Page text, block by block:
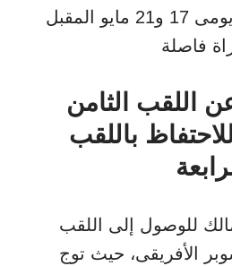
الموسم، والمحدد له يومى 17 و21 مايو المقبل
اللقب الثامن
باللقب
للوصول إلى اللقب
الأفريقى، حيث توج